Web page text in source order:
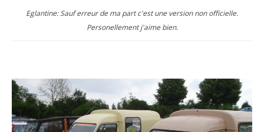
Eglantine: Sauf erreur de ma part c'est une version non officielle.
Personellement j'aime bien.